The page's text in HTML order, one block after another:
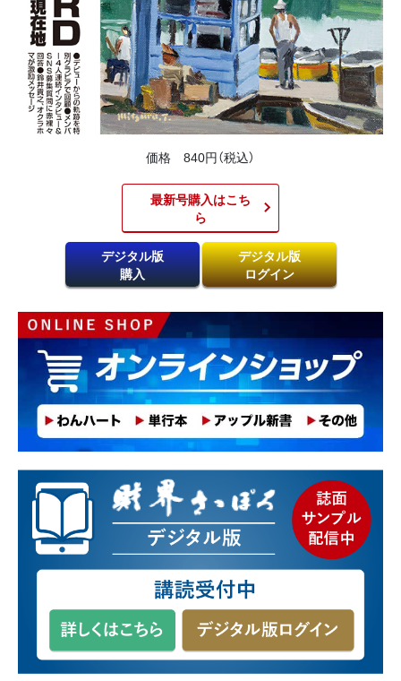
価格 840円（税込）
最新号購入はこち
ら​
デジタル版
購入
デジタル版
ログイン